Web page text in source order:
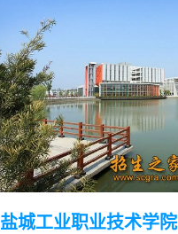
盐城工业职业技术学院